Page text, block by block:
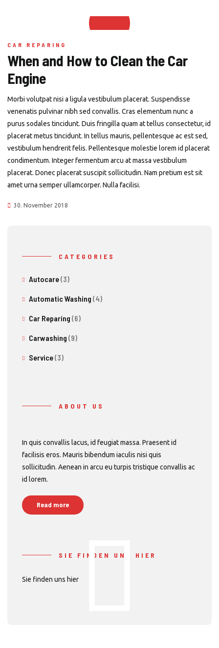
CAR REPARING
When and How to Clean the Car
Engine
Morbi volutpat nisi a ligula vestibulum placerat. Suspendisse
venenatis pulvinar nibh sed convallis. Cras elementum nunc a
purus sodales tincidunt. Duis fringilla quam at tellus consectetur, id
placerat metus tincidunt. In tellus mauris, pellentesque ac est sed,
vestibulum hendrerit felis. Pellentesque molestie lorem id placerat
condimentum. Integer fermentum arcu at massa vestibulum
placerat. Donec placerat suscipit sollicitudin. Nam pretium est sit
amet urna semper ullamcorper. Nulla facilisi.
30. November 2018
CATEGORIES
Autocare(3)
Automatic Washing (4)
Car Reparing (6)
Carwashing (9)
Service(3)
ABOUT US
In quis convallis lacus, id feugiat massa. Praesent id
facilisis eros. Mauris bibendum iaculis nisi quis
sollicitudin. Aenean in arcu eu turpis tristique convallis ac
id lorem.
Read more
SIE FINDEN UNS HIER
Sie finden uns hier